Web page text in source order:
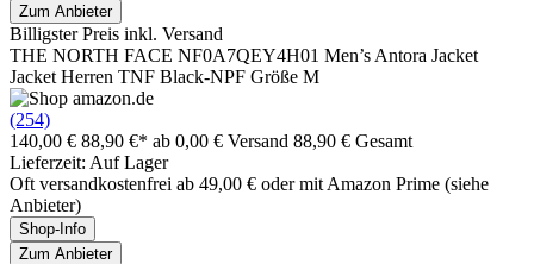
Zum Anbieter
Billigster Preis inkl. Versand
THE NORTH FACE NF0A7QEY4H01 Men’s Antora Jacket
Jacket Herren TNF Black-NPF Größe M
(254)
140,00 € 88,90 €* ab 0,00 € Versand 88,90 € Gesamt
Lieferzeit: Auf Lager
Oft versandkostenfrei ab 49,00 € oder mit Amazon Prime (siehe
Anbieter)
Shop-Info
Zum Anbieter